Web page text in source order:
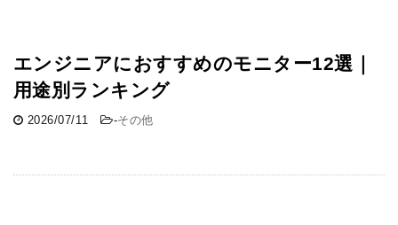
エンジニアにおすすめのモニター12選｜
用途別ランキング
2026/07/11 -その他